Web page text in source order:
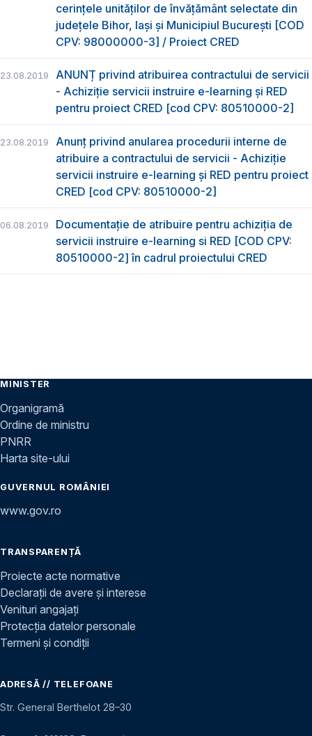
cerințele unităților de învățământ selectate din
județele Bihor, Iași și Municipiul București [COD
CPV: 98000000-3] / Proiect CRED
23.08.2019
ANUNȚ privind atribuirea contractului de servicii
- Achiziție servicii instruire e-learning și RED
pentru proiect CRED [cod CPV: 80510000-2]
23.08.2019
Anunț privind anularea procedurii interne de
atribuire a contractului de servicii - Achiziție
servicii instruire e-learning și RED pentru proiect
CRED [cod CPV: 80510000-2]
06.08.2019
Documentație de atribuire pentru achiziţia de
servicii instruire e-learning si RED [COD CPV:
80510000-2] în cadrul proiectului CRED
MINISTER
Organigramă
Ordine de ministru
PNRR
Harta site-ului
GUVERNUL ROMÂNIEI
www.gov.ro
TRANSPARENȚĂ
Proiecte acte normative
Declarații de avere și interese
Venituri angajați
Protecția datelor personale
Termeni și condiții
ADRESĂ // TELEFOANE
Str. General Berthelot 28–30